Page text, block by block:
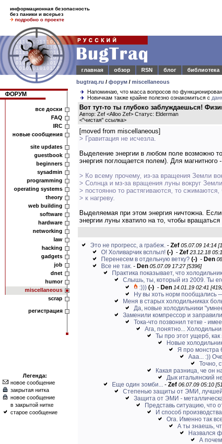
информационная безопасность
без паники и всерьез
подробно о проекте
главная обзор RSN блог
библиотека
bugtraq.ru / форум / miscellaneous
ФОРУМ
все доски
FAQ
IRC
новые сообщения
site updates
guestbook
beginners
sysadmin
programming
operating systems
theory
web building
software
hardware
networking
law
hacking
gadgets
job
dnet
humor
miscellaneous
scrap
регистрация
Легенда:
новое сообщение
закрытая нитка
новое сообщение
в закрытой нитке
старое сообщение
Напоминаю, что масса вопросов по
Новичкам также крайне полезно ознакомиться с
Вот тут-то ты глубоко заблуждаешься!
Автор: Zef <Alloo Zef> Статус: Elderman
<"чистая" ссылка>
[moved from miscellaneous]
> Гравитация не исчезла.
Выделение энергии в любом поле возможно
энергия поглощается полем). Для магнитного
> Ко всему прочему, из-за вращения Земли
> Солнца и мз-за вращения луны вокруг
> постоянно то растягиваются, то сжимаются,
> к нагреву.
Выделяемая при этом энергия ничтожна.
энергии луны хватило на то, чтобы
Это не прогресс, а грабеж. - Zef 05.07.09 14:14
О! Холиварчик всплыл! (-) - Zef 23.12.18
Перенесем в отдельную ветку? (-) - Den
Все не так. - Den 05.07.09 17:27 [5396]
Практика показывает, что
Слышь, ты, который из 2009. Ты
:))) (-) - Den 14.01.19 02:41
Ну вы хоть норм пообщались
Меня в старых холодильниках
Да, новые холодильники
Заменили компрессор и
Тока-что позвонил тетке -
Ага, понятно...
Ты про этот ущерб,
Новые
Я про монстра
Ааа... :))
Точно,
Какая разница, че он
Дык итальянский
Еще один зомби... - Zef 06.07.09 05:10
Степенью защиты от ЭМИ, лучшей
Защита от ЭМИ -
Представь ситуацию, что
И способ
Ога. Именно так
А ты знаешь,
Назвался
А